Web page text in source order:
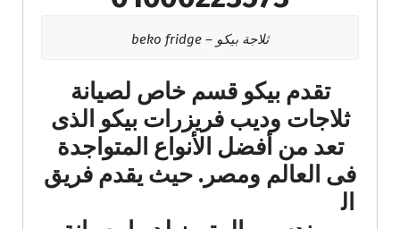
ثلاجة بيكو – beko fridge
تقدم بيكو قسم خاص لصيانة
ثلاجات وديب فريزرات بيكو الذى
تعد من أفضل الأنواع المتواجدة
فى العالم ومصر. حيث يقدم فريق
ال